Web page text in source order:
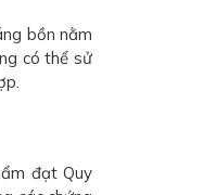
bồn nằm
có thể sử
đạt Quy